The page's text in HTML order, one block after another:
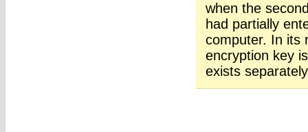
when the
had partially
computer. In its
encryption key
exists